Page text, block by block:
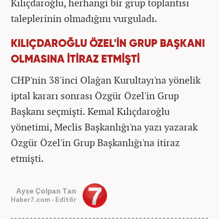
taleplerinin olmadığını vurguladı.
KILIÇDAROĞLU ÖZEL'İN GRUP BAŞKANI
OLMASINA İTİRAZ ETMİŞTİ
CHP'nin 38'inci Olağan Kurultayı'na yönelik
iptal kararı sonrası Özgür Özel'in Grup
Başkanı seçmişti. Kemal Kılıçdaroğlu
yönetimi, Meclis Başkanlığı'na yazı yazarak
Özgür Özel'in Grup Başkanlığı'na itiraz
etmişti.
Ayşe Çolpan Tan
Haber7.com - Editör